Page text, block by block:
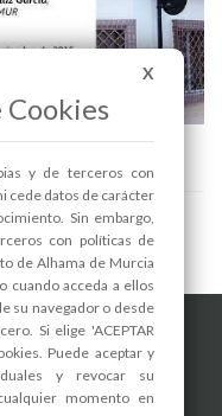
Facebook
Redes
X
y de terceros con
cede datos de carácter
Sin embargo,
con políticas de
de Alhama de Murcia
cuando acceda a ellos
su navegador o desde
Si elige 'ACEPTAR
Puede aceptar y
y revocar su
momento en